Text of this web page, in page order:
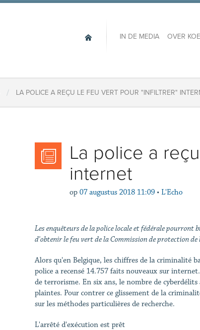
IN DE MEDIA OVER
/ ​LA POLICE A REÇU LE FEU VERT POUR "INFILTRER"
​La police a
internet
op 07 augustus 2018 11:09 • L'Echo
Les enquêteurs de la police locale et fédérale
d'obtenir le feu vert de la Commission de protection de
Alors qu'en Belgique, les chiffres de la criminalité
police a recensé 14.757 faits nouveaux sur
de terrorisme. En six ans, le nombre de
plaintes. Pour contrer ce glissement de la
sur les méthodes particulières de recherche.
L'arrêté d'exécution est prêt